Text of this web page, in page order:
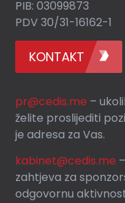
PIB: 03099873
PDV 30/31-16162-1
KONTAKT
pr@cedis.me –
želite proslijediti
je adresa za Vas.
kabinet@cedis.me
zahtjeva za
odgovornu